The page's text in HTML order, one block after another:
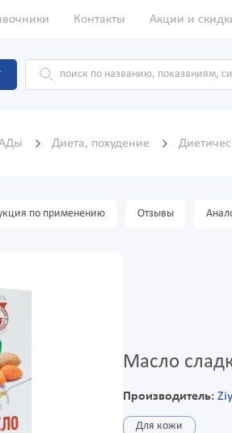
Контакты Акции и
Диета, похудение
по применению Отзывы
Масло
Производитель:
Для кожи